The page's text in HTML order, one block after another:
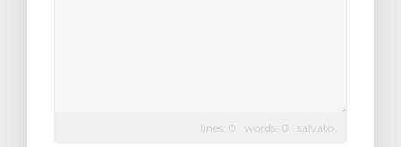
lines: 0 words: 0 salvato